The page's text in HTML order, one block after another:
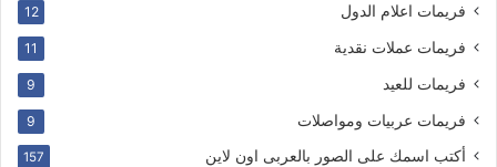
فريمات اعلام الدول 12
فريمات عملات نقدية 11
فريمات للعيد 9
فريمات عربيات ومواصلات 9
أكتب اسمك على الصور بالعربى اون لاين 157